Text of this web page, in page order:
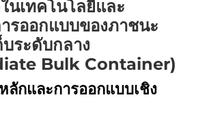
นเทคโนโลยีและ
รออกแบบของภาชนะ
ระดับกลาง
Bulk Container)
ลักและการออกแบบเชิง